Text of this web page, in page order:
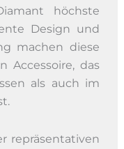
höchste
Design und
machen diese
Accessoire, das
als auch im
repräsentativen